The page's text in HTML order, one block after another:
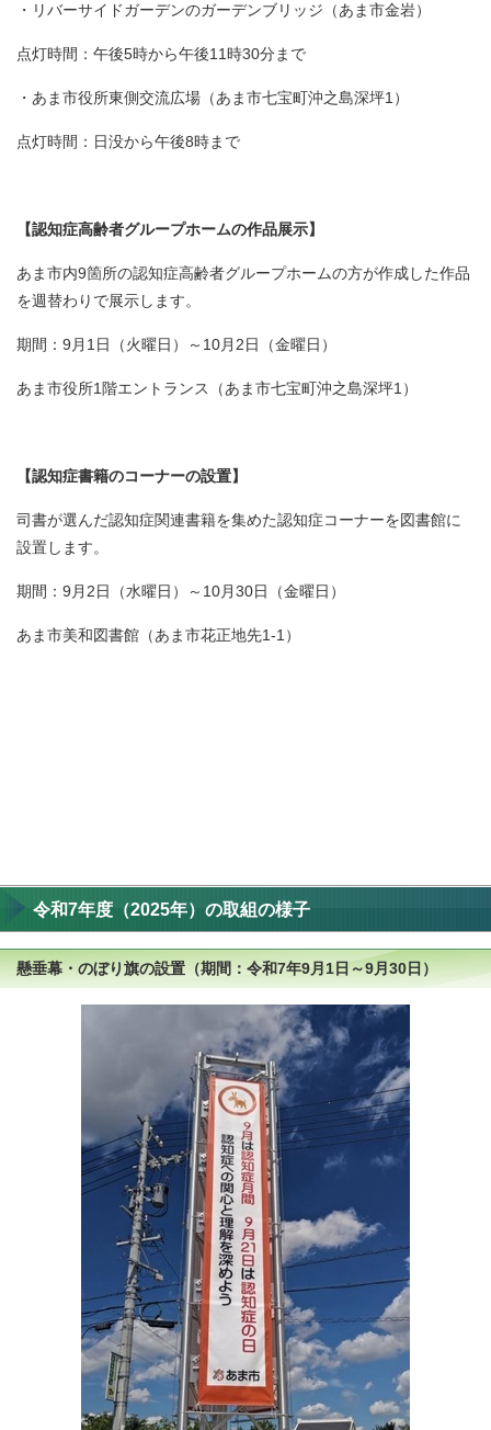
・リバーサイドガーデンのガーデンブリッジ（あま市金岩）
点灯時間：午後5時から午後11時30分まで
・あま市役所東側交流広場（あま市七宝町沖之島深坪1）
点灯時間：日没から午後8時まで
【認知症高齢者グループホームの作品展示】
あま市内9箇所の認知症高齢者グループホームの方が作成した作品
を週替わりで展示します。
期間：9月1日（火曜日）～10月2日（金曜日）
あま市役所1階エントランス（あま市七宝町沖之島深坪1）
【認知症書籍のコーナーの設置】
司書が選んだ認知症関連書籍を集めた認知症コーナーを図書館に
設置します。
期間：9月2日（水曜日）～10月30日（金曜日）
あま市美和図書館（あま市花正地先1-1）
令和7年度（2025年）の取組の様子
懸垂幕・のぼり旗の設置（期間：令和7年9月1日～9月30日）